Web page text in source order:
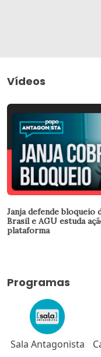
Vídeos
Janja defende bloqueio
Brasil e AGU estuda
plataforma
Programas
Sala Antagonista